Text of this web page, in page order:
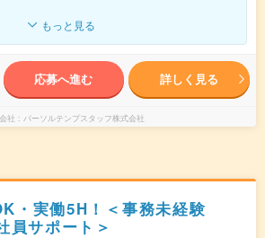
もっと見る
応募へ進む 詳しく見る
社 パーソルテンプスタッフ株式会社
・実働5H！＜事務未経験
員サポート＞